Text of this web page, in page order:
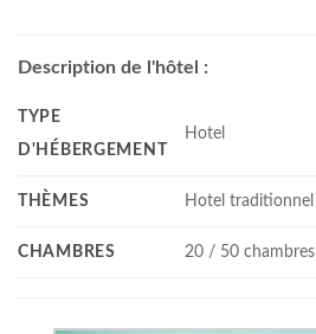
Description de l'hôtel :
TYPE
D'HÉBERGEMENT
Hotel
THÈMES Hotel traditionnel
CHAMBRES 20 / 50 chambres